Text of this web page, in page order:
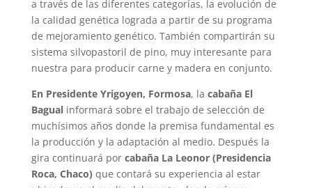
a través de las diferentes categorías, la evolución de
la calidad genética lograda a partir de su programa
de mejoramiento genético. También compartirán su
sistema silvopastoril de pino, muy interesante para
nuestra para producir carne y madera en conjunto.
En Presidente Yrigoyen, Formosa, la cabaña El
Bagualinformará sobre el trabajo de selección de
muchísimos años donde la premisa fundamental es
la producción y la adaptación al medio. Después la
gira continuará por cabaña La Leonor (Presidencia
Roca, Chaco) que contará su experiencia al estar